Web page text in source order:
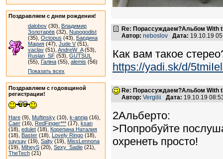
Поздравляем с днем рождения!
dalobov (30), Владимир
Золотарёв (32), Nupogodist
(35), Octopus (43), Бардина
Мария (47), Jude V(51),
vaclav (51), AndreW_A(53),
Ruslan_SF (53), GUTSUL
(55), Галіна (55), alemis (56)
Показать всех
Поздравляем с годовщиной
регистрации!
Hare (9), Muftinsky (10), k-annja (16),
Caer (16), RedFinger*** (17), ksan
(18), edulet (18), Корепина Наталия
(18), Baster (18), Lovely Ringo (18),
saysay (19), Salty (19), MissLennona
(19), MiheyS (20), Sexy_Sadie (21),
TheTech (21)
Re: Порассуждаем?Альбом With
Автор: neboslov Дата: 19.10.19
Как вам такое
https://yadi.sk/d/
Re: Порассуждаем?Альбом With
Автор: Vergilii Дата: 19.10.19
2Альберто:
>Попробуйте
охренеть просто!